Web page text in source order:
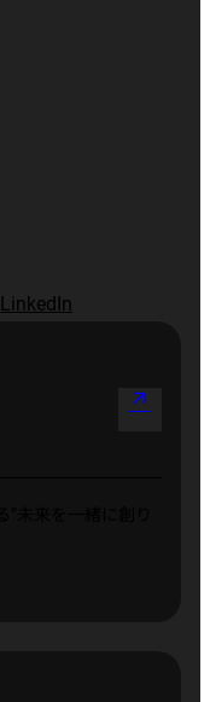
LinkedIn
arrow_outward